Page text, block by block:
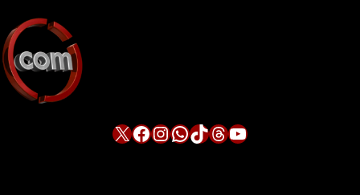
X Facebook InstagramWhatsApp TikTok Threads YouTube